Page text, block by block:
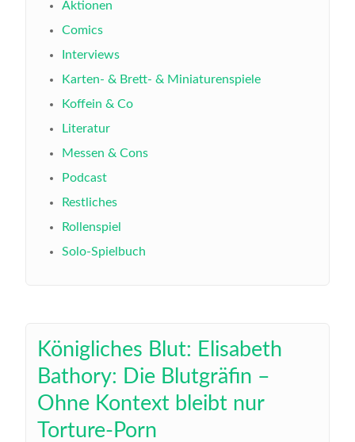
Aktionen
Comics
Interviews
Karten- & Brett- & Miniaturenspiele
Koffein & Co
Literatur
Messen & Cons
Podcast
Restliches
Rollenspiel
Solo-Spielbuch
Königliches Blut: Elisabeth
Bathory: Die Blutgräfin –
Ohne Kontext bleibt nur
Torture-Porn